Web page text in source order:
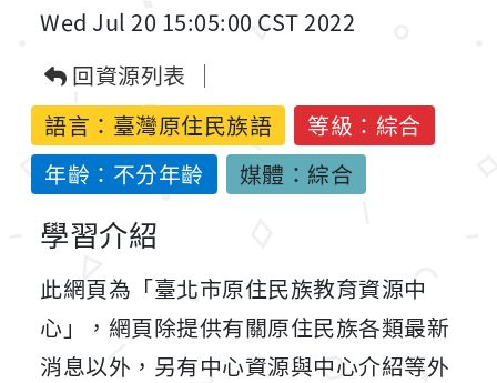
Wed Jul 20 15:05:00 CST 2022
回資源列表
語言： 臺灣原住民族語
等級：綜合
年齡：不分年齡
媒體：綜合
學習介紹
此網頁為「臺北市原住民族教育資源中
心」，網頁除提供有關原住民族各類最新
消息以外，另有中心資源與中心介紹等外